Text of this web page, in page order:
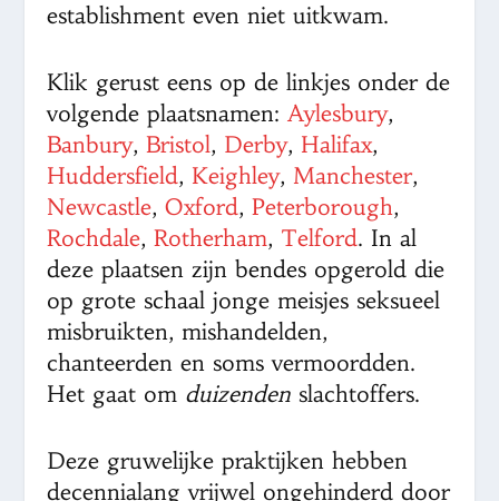
establishment even niet uitkwam.
Klik gerust eens op de linkjes onder de
volgende plaatsnamen:Aylesbury,
Banbury,Bristol, Derby, Halifax,
Huddersfield, Keighley,Manchester,
Newcastle,Oxford,Peterborough,
Rochdale,Rotherham, Telford. In al
deze plaatsen zijn bendes opgerold die
op grote schaal jonge meisjes seksueel
misbruikten, mishandelden,
chanteerden en soms vermoordden.
Het gaat om duizenden slachtoffers.
Deze gruwelijke praktijken hebben
decennialang vrijwel ongehinderd door